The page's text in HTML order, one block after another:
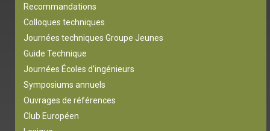
Recommandations
Colloques techniques
Journées techniques Groupe Jeunes
Guide Technique
Journées Écoles d’ingénieurs
Symposiums annuels
Ouvrages de références
Club Européen